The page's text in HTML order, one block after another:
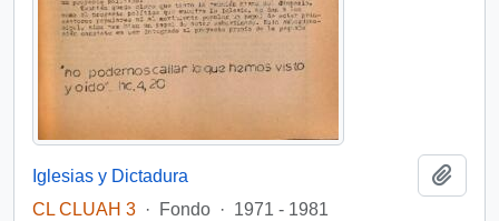
Iglesias y Dictadura
CL CLUAH 3 · Fondo · 1971 - 1981